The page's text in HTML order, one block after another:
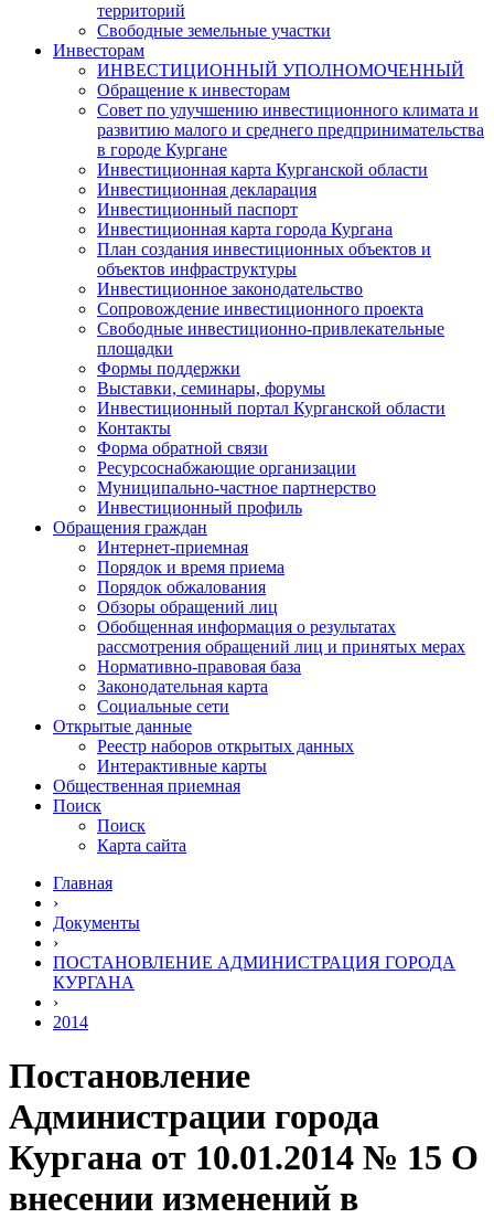
территорий
Свободные земельные участки
Инвесторам
ИНВЕСТИЦИОННЫЙ УПОЛНОМОЧЕННЫЙ
Обращение к инвесторам
Совет по улучшению инвестиционного климата и
развитию малого и среднего предпринимательства
в городе Кургане
Инвестиционная карта Курганской области
Инвестиционная декларация
Инвестиционный паспорт
Инвестиционная карта города Кургана
План создания инвестиционных объектов и
объектов инфраструктуры
Инвестиционное законодательство
Сопровождение инвестиционного проекта
Свободные инвестиционно-привлекательные
площадки
Формы поддержки
Выставки, семинары, форумы
Инвестиционный портал Курганской области
Контакты
Форма обратной связи
Ресурсоснабжающие организации
Муниципально-частное партнерство
Инвестиционный профиль
Обращения граждан
Интернет-приемная
Порядок и время приема
Порядок обжалования
Обзоры обращений лиц
Обобщенная информация о результатах
рассмотрения обращений лиц и принятых мерах
Нормативно-правовая база
Законодательная карта
Социальные сети
Открытые данные
Реестр наборов открытых данных
Интерактивные карты
Общественная приемная
Поиск
Поиск
Карта сайта
Главная
›
Документы
›
ПОСТАНОВЛЕНИЕ АДМИНИСТРАЦИЯ ГОРОДА
КУРГАНА
›
2014
Постановление
Администрации города
Кургана от 10.01.2014 № 15 О
внесении изменений в